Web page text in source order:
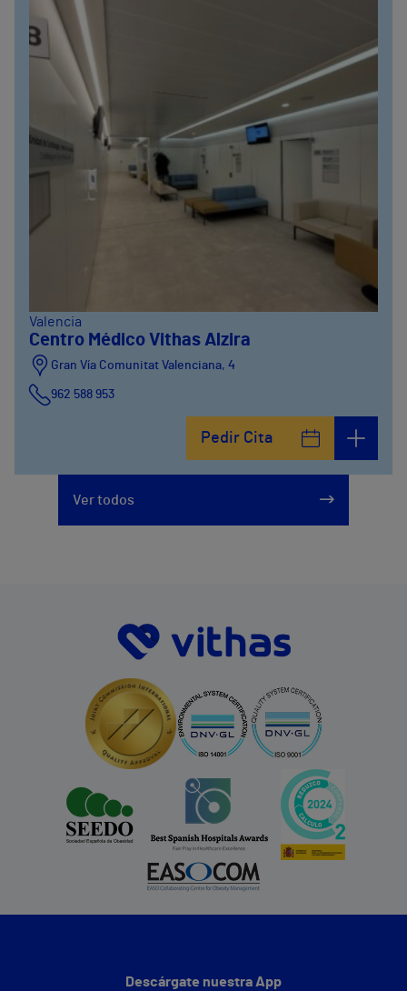
Valencia
Centro Médico Vithas Alzira
Gran Vía Comunitat Valenciana, 4
962 588 953
Pedir Cita
Ver todos
Descárgate nuestra App